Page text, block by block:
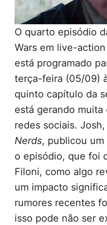
O quarto episódio
Wars em live-
está programado
terça-feira (05/09)
quinto capítulo da
está gerando
redes sociais.
Nerds, publicou um
o episódio, que foi
Filoni, como algo
um impacto
rumores recentes
isso pode não ser